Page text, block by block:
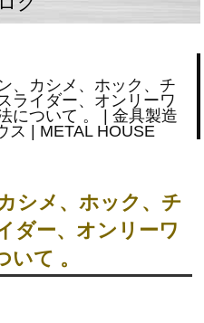
、カシメ、ホック、チ
ライダー、オンリーワ
について 。 | 金具製造
ス | METAL HOUSE
シメ、ホック、チ
ダー、オンリーワ
て 。